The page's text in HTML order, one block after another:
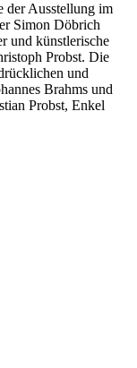
der Ausstellung im
Simon Döbrich
und künstlerische
Probst. Die
und
Brahms und
Probst, Enkel